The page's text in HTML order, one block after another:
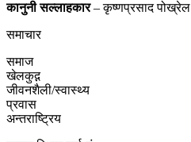
कानुनी सल्लाहकार– कृष्णप्रसाद पोख्रेल
समाचार
समाज
खेलकुद़़
जीवनशैली/स्वास्थ्य
प्रवास
अन्तराष्ट्रिय